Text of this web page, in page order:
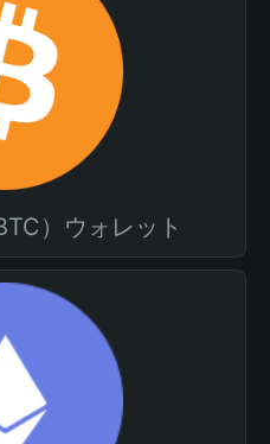
）ウォレット